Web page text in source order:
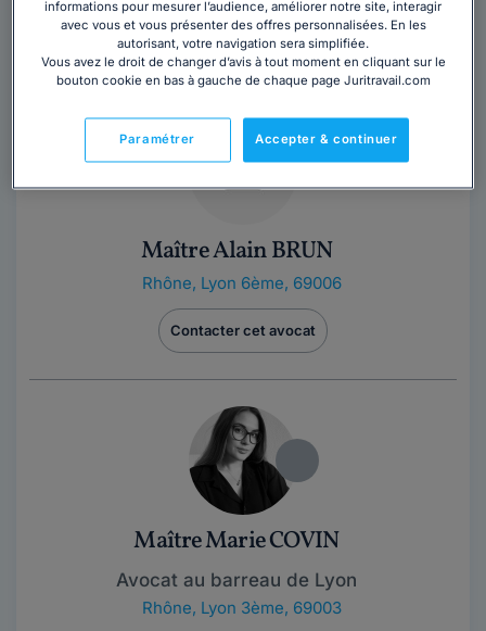
Trouver un avocat
Maître Alain BRUN
Rhône, Lyon 6ème, 69006
Contacter cet avocat
Maître Marie COVIN
Avocat au barreau de Lyon
Rhône, Lyon 3ème, 69003
informations pour mesurer l’audience, améliorer notre site, interagir
avec vous et vous présenter des offres personnalisées. En les
autorisant, votre navigation sera simplifiée.
Vous avez le droit de changer d’avis à tout moment en cliquant sur le
bouton cookie en bas à gauche de chaque page Juritravail.com
Accepter & continuer
Paramétrer